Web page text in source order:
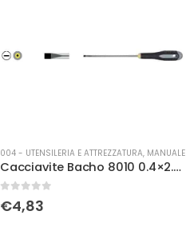
004 - UTENSILERIA E ATTREZZATURA, MANUALE
Cacciavite Bacho 8010 0.4×2.5×60
Su 5
€4,83